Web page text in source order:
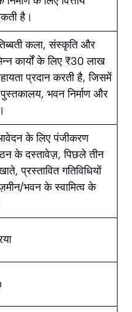
है।
कला, संस्कृति और
कार्यों के लिए ₹30 लाख
प्रदान करती है, जिसमें
पुस्तकालय, भवन निर्माण और
के लिए पंजीकरण
के दस्तावेज़, पिछले तीन
प्रस्तावित गतिविधियों
भवन के स्वामित्व के